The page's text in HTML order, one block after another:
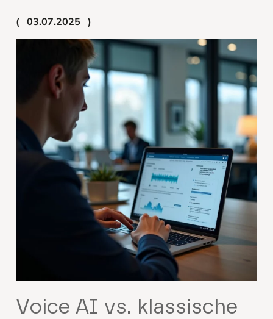
03.07.2025
Voice AI vs. klassische